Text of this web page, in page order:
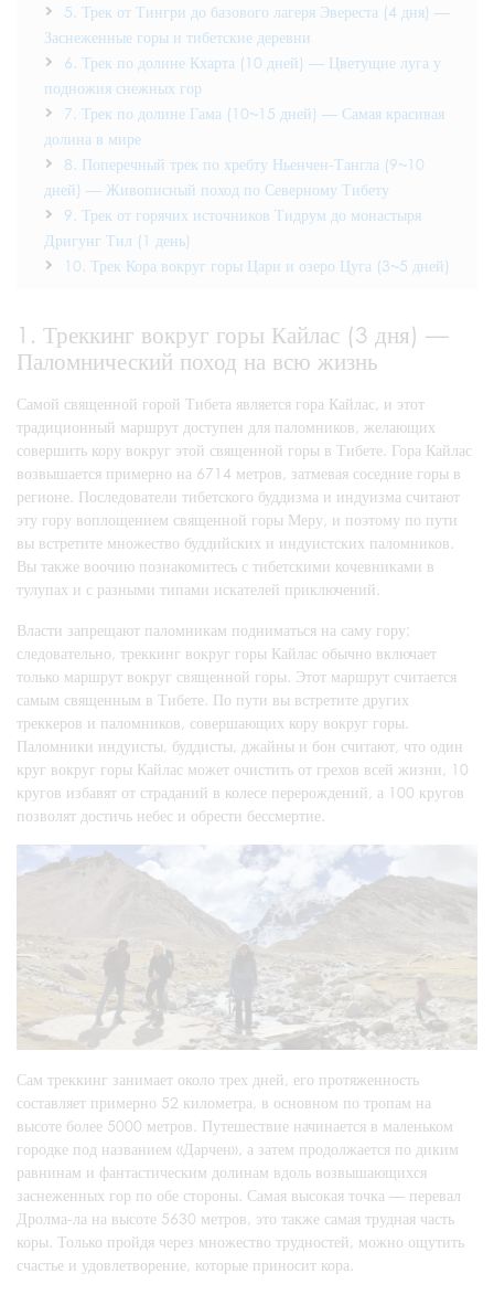
5. Трек от Тингри до базового лагеря Эвереста (4 дня) —
Заснеженные горы и тибетские деревни
6. Трек по долине Кхарта (10 дней) — Цветущие луга у
подножия снежных гор
7. Трек по долине Гама (10~15 дней) — Самая красивая
долина в мире
8. Поперечный трек по хребту Ньенчен-Тангла (9~10
дней) — Живописный поход по Северному Тибету
9. Трек от горячих источников Тидрум до монастыря
Дригунг Тил (1 день)
10. Трек Кора вокруг горы Цари и озеро Цуга (3~5 дней)
1. Треккинг вокруг горы Кайлас (3 дня) —
Паломнический поход на всю жизнь
Самой священной горой Тибета является гора Кайлас, и этот
традиционный маршрут доступен для паломников, желающих
совершить кору вокруг этой священной горы в Тибете. Гора Кайлас
возвышается примерно на 6714 метров, затмевая соседние горы в
регионе. Последователи тибетского буддизма и индуизма считают
эту гору воплощением священной горы Меру, и поэтому по пути
вы встретите множество буддийских и индуистских паломников.
Вы также воочию познакомитесь с тибетскими кочевниками в
тулупах и с разными типами искателей приключений.
Власти запрещают паломникам подниматься на саму гору;
следовательно, треккинг вокруг горы Кайлас обычно включает
только маршрут вокруг священной горы. Этот маршрут считается
самым священным в Тибете. По пути вы встретите других
треккеров и паломников, совершающих кору вокруг горы.
Паломники индуисты, буддисты, джайны и бон считают, что один
круг вокруг горы Кайлас может очистить от грехов всей жизни, 10
кругов избавят от страданий в колесе перерождений, а 100 кругов
позволят достичь небес и обрести бессмертие.
Сам треккинг занимает около трех дней, его протяженность
составляет примерно 52 километра, в основном по тропам на
высоте более 5000 метров. Путешествие начинается в маленьком
городке под названием «Дарчен», а затем продолжается по диким
равнинам и фантастическим долинам вдоль возвышающихся
заснеженных гор по обе стороны. Самая высокая точка — перевал
Дролма-ла на высоте 5630 метров, это также самая трудная часть
коры. Только пройдя через множество трудностей, можно ощутить
счастье и удовлетворение, которые приносит кора.